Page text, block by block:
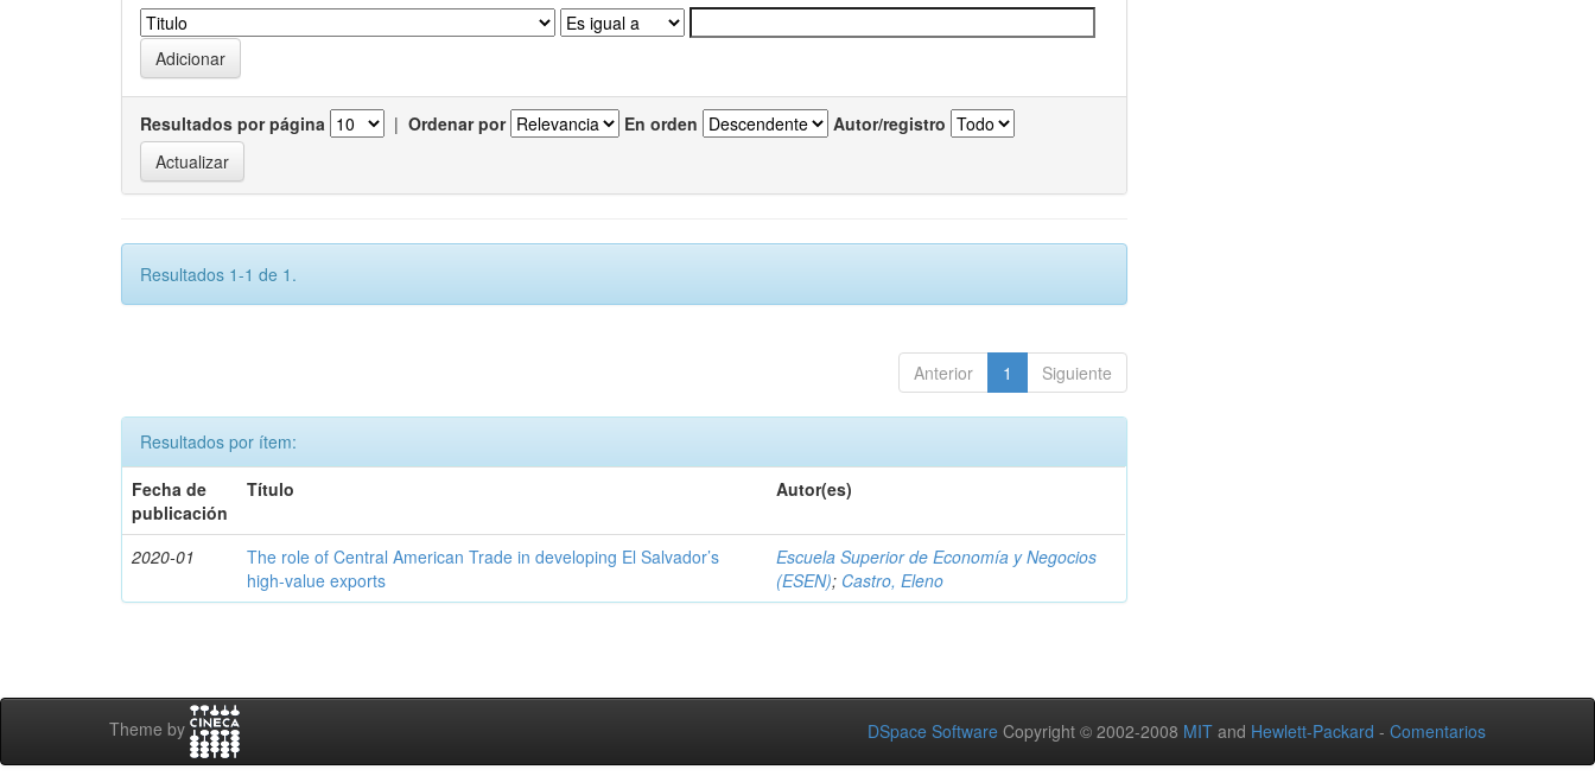
Resultados por página | Ordenar por En orden Autor/registro
Resultados 1-1 de 1.
Anterior 1 Siguiente
Resultados por ítem:
Fecha de
publicación
Título Autor(es)
2020-01
The role of Central American Trade in developing El Salvador’s
high-value exports
Escuela Superior de Economía y Negocios
(ESEN); Castro, Eleno
Theme by DSpace Software Copyright © 2002-2008 MIT and Hewlett-Packard - Comentarios